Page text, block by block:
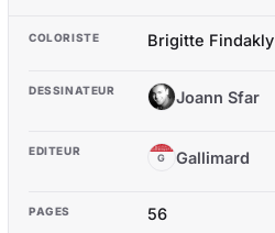
COLORISTE Brigitte Findakly
DESSINATEUR JS Joann Sfar
EDITEUR G Gallimard
PAGES 56